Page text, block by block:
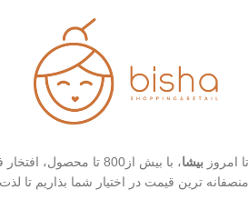
تا امروزبیشا
منصفانه ترین قیمت در اختیار شما بذاریم تا